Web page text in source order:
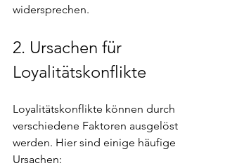
widersprechen.
2. Ursachen für
Loyalitätskonflikte
Loyalitätskonflikte können durch
verschiedene Faktoren ausgelöst
werden. Hier sind einige häufige
Ursachen: